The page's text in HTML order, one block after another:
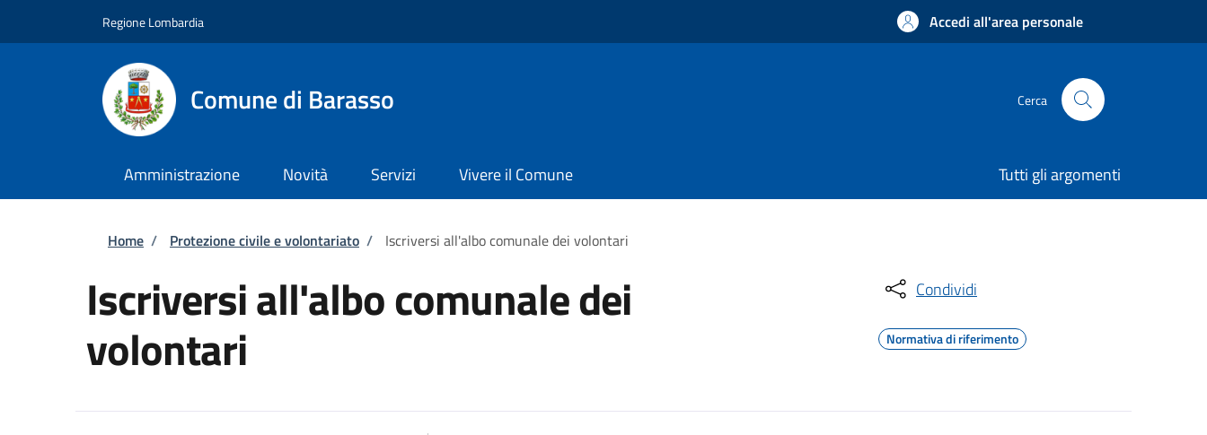
Regione Lombardia Accedi all'area personale
Comune di Barasso Cerca
Amministrazione Novità Servizi Vivere il Comune Tutti gli argomenti
Briciole di pane
Home / Protezione civile e volontariato / Iscriversi all'albo comunale dei volontari
Iscriversi all'albo comunale dei
volontari
Condividi
Normativa di riferimento